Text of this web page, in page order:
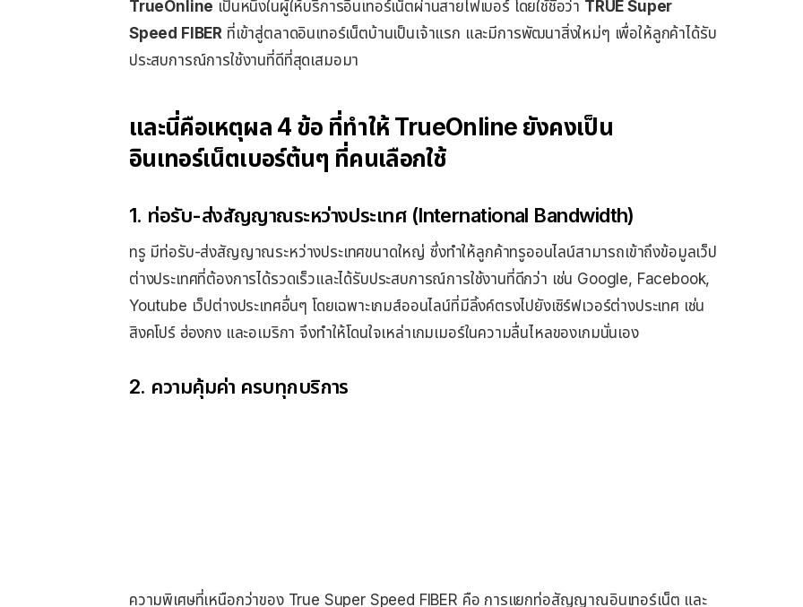
TrueOnline เป็นหนึ่งในผู้ให้บริการอินเทอร์เน็ตผ่านสายไฟเบอร์ โดยใช้ชื่อว่า TRUE Super
Speed FIBER ที่เข้าสู่ตลาดอินเทอร์เน็ตบ้านเป็นเจ้าแรก และมีการพัฒนาสิ่งใหม่ๆ เพื่อให้ลูกค้าได้รับ
ประสบการณ์การใช้งานที่ดีที่สุดเสมอมา
และนี่คือเหตุผล 4 ข้อ ที่ทำให้ TrueOnline ยังคงเป็น
อินเทอร์เน็ตเบอร์ต้นๆ ที่คนเลือกใช้
1. ท่อรับ-ส่งสัญญาณระหว่างประเทศ (International Bandwidth)
ทรู มีท่อรับ-ส่งสัญญาณระหว่างประเทศขนาดใหญ่ ซึ่งทำให้ลูกค้าทรูออนไลน์สามารถเข้าถึงข้อมูลเว็ป
ต่างประเทศที่ต้องการได้รวดเร็วและได้รับประสบการณ์การใช้งานที่ดีกว่า เช่น Google, Facebook,
Youtube เว็ปต่างประเทศอื่นๆ โดยเฉพาะเกมส์ออนไลน์ที่มีลิ้งค์ตรงไปยังเซิร์ฟเวอร์ต่างประเทศ เช่น
สิงคโปร์ ฮ่องกง และอเมริกา จึงทำให้โดนใจเหล่าเกมเมอร์ในความลื่นไหลของเกมนั่นเอง
2. ความคุ้มค่า ครบทุกบริการ
ความพิเศษที่เหนือกว่าของ True Super Speed FIBER คือ การแยกท่อสัญญาณอินเทอร์เน็ต และ